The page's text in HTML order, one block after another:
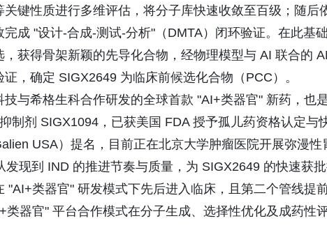
关键性质进行多维评估，将分子库快速收敛至百级；随后
完成 "设计-合成-测试-分析"（DMTA）闭环验证。在此基
，获得骨架新颖的先导化合物，经物理模型与 AI 联合的
，确定 SIGX2649 为临床前候选化合物（PCC）。
技与希格生科合作研发的全球首款 "AI+类器官" 新药，也
制剂 SIGX1094，已获美国 FDA 授予孤儿药资格认定与
USA）提名，目前正在北京大学肿瘤医院开展弥漫
发现到 IND 的推进节奏与质量，为 SIGX2649 的快速获
"AI+类器官" 研发模式下先后进入临床，且第二个管线提
类器官" 平台合作模式在分子生成、选择性优化及成药性